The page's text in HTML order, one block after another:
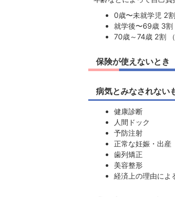
0歳〜未就学児 2割
就学後〜69歳 3割
70歳～74歳 2割
保険が使えないとき
病気とみなされない
健康診断
人間ドック
予防注射
正常な妊娠・出産
歯列矯正
美容整形
経済上の理由によ